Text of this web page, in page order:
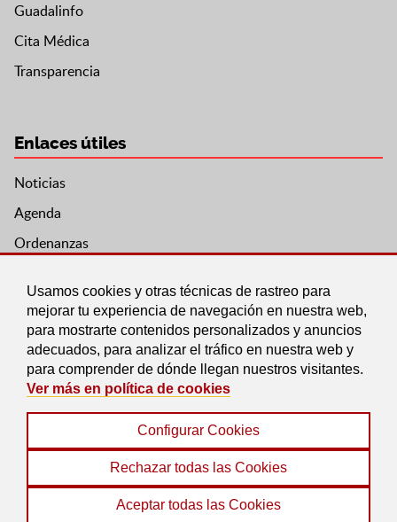
Usamos cookies y otras técnicas de rastreo para
mejorar tu experiencia de navegación en nuestra web,
para mostrarte contenidos personalizados y anuncios
adecuados, para analizar el tráfico en nuestra web y
para comprender de dónde llegan nuestros visitantes.
Ver más en política de cookies
Configurar Cookies
Rechazar todas las Cookies
Aceptar todas las Cookies
Guadalinfo
Cita Médica
Transparencia
Enlaces útiles
Noticias
Agenda
Ordenanzas
© 2022 Ayuntamiento de Pedro Martínez
Política de Cookies | Accesibilidad
Protección de Datos | Mapa Web